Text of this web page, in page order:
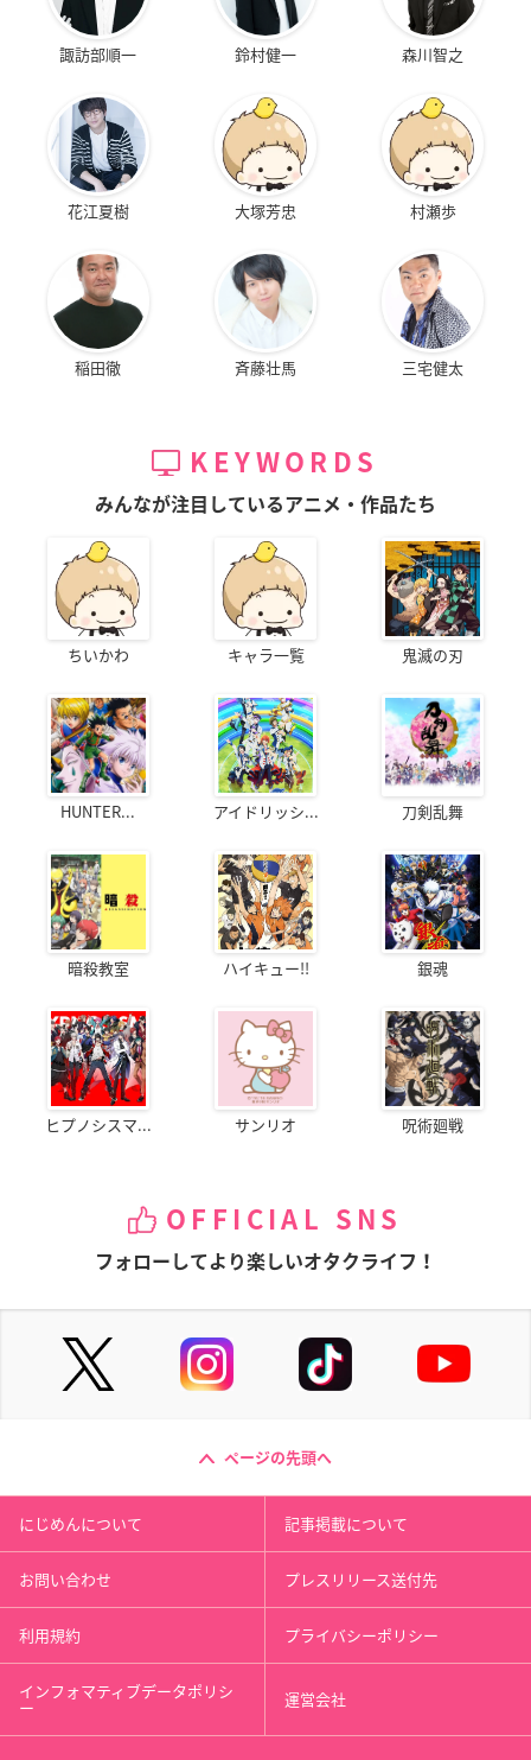
諏訪部順一 鈴村健一 森川智之
花江夏樹 大塚芳忠 村瀬歩
稲田徹 斉藤壮馬 三宅健太
KEYWORDS
みんなが注目しているアニメ・作品たち
ちいかわ キャラ一覧 鬼滅の刃
HUNTER... アイドリッシ... 刀剣乱舞
暗殺教室 ハイキュー!! 銀魂
ヒプノシスマ... サンリオ 呪術廻戦
OFFICIAL SNS
フォローしてより楽しいオタクライフ！
ページの先頭へ
にじめんについて 記事掲載について
お問い合わせ プレスリリース送付先
利用規約 プライバシーポリシー
インフォマティブデータポリシ
ー 運営会社